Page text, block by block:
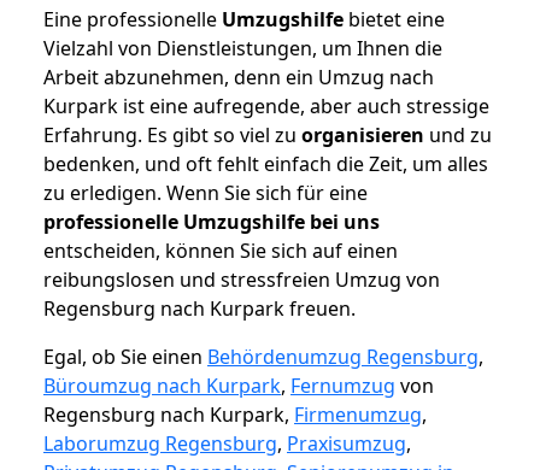
Eine professionelle Umzugshilfe bietet eine
Vielzahl von Dienstleistungen, um Ihnen die
Arbeit abzunehmen, denn ein Umzug nach
Kurpark ist eine aufregende, aber auch stressige
Erfahrung. Es gibt so viel zu organisieren und zu
bedenken, und oft fehlt einfach die Zeit, um alles
zu erledigen. Wenn Sie sich für eine
professionelle Umzugshilfe bei uns
entscheiden, können Sie sich auf einen
reibungslosen und stressfreien Umzug von
Regensburg nach Kurpark freuen.
Egal, ob Sie einen Behördenumzug Regensburg,
Büroumzug nach Kurpark, Fernumzug von
Regensburg nach Kurpark, Firmenumzug,
Laborumzug Regensburg, Praxisumzug,